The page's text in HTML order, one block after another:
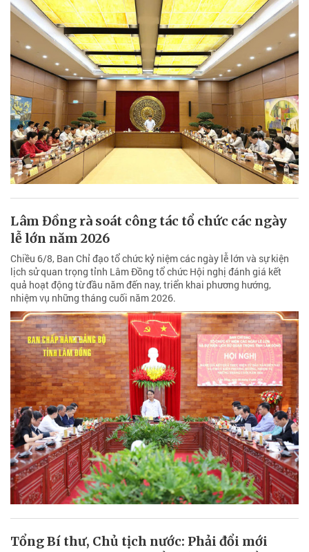
Lâm Đồng rà soát công tác tổ chức các ngày
lễ lớn năm 2026
Chiều 6/8, Ban Chỉ đạo tổ chức kỷ niệm các ngày lễ lớn và sự kiện
lịch sử quan trọng tỉnh Lâm Đồng tổ chức Hội nghị đánh giá kết
quả hoạt động từ đầu năm đến nay, triển khai phương hướng,
nhiệm vụ những tháng cuối năm 2026.
Tổng Bí thư, Chủ tịch nước: Phải đổi mới